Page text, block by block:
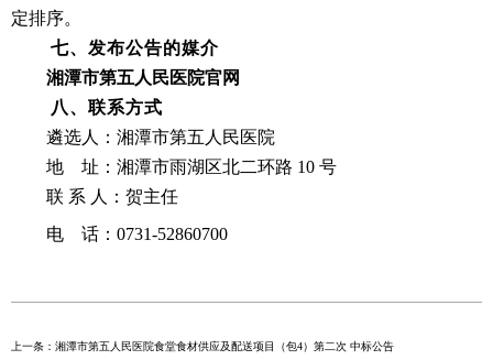
定排序。
七、发布公告的媒介
湘潭市第五人民医院官网
八、联系方式
遴选人：湘潭市第五人民医院
地
址：湘潭市雨湖区北二环路 10 号
联 系 人：贺主任
电
话： 0731-52860700
上一条：湘潭市第五人民医院食堂食材供应及配送项目（包4）第二次 中标公告